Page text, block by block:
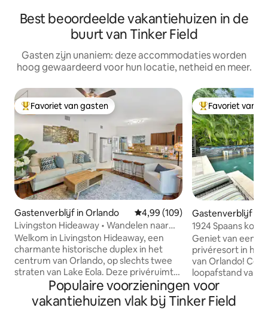
Best beoordeelde vakantiehuizen in de
buurt van Tinker Field
Gasten zijn unaniem: deze accommodaties worden
hoog gewaardeerd voor hun locatie, netheid en meer.
Topfavoriet van gasten
Favoriet van gasten
Gastenverblijf in Orlando Gemiddelde beoordeling van
4,99 (109)
Livingston Hideaway • Wandelen naar
Lake Eola • Hot Tub
Welkom in Livingston Hideaway, een
charmante historische duplex in het
centrum van Orlando, op slechts twee
straten van Lake Eola. Deze privéruimte
biedt een rustige, residentiële sfeer,
terwijl het op loopafstand ligt van
eetgelegenheden, het nachtleven en
Topfavoriet van
Favoriet van
Gastenverblijf in
1924 Spaans
Geniet van een
privéresort in het
van Orlando! Centraal gelegen en op
loopafstand van
het Kia Center,
Arts Center,
nachtleven in het
Populaire voorzieningen voor
vakantiehuizen vlak bij Tinker Field